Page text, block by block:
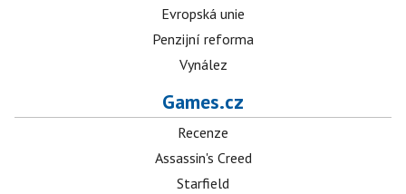
Evropská unie
Penzijní reforma
Vynález
Games.cz
Recenze
Assassin's Creed
Starfield